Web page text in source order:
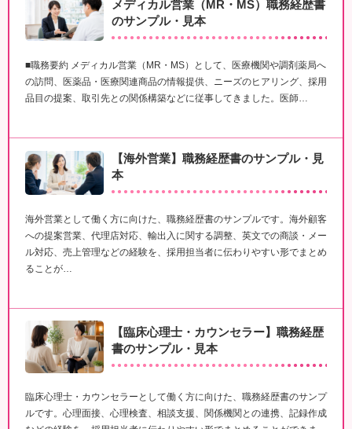
メディカル営業（MR・MS）職務経歴書
のサンプル・見本
■職務要約 メディカル営業（MR・MS）として、医療機関や調剤薬局へ
の訪問、医薬品・医療関連商品の情報提供、ニーズのヒアリング、採用
品目の提案、取引先との関係構築などに従事してきました。医師…
【海外営業】職務経歴書のサンプル・見
本
海外営業として働く方に向けた、職務経歴書のサンプルです。海外顧客
への提案営業、代理店対応、輸出入に関する調整、英文での商談・メー
ル対応、売上管理などの経験を、採用担当者に伝わりやすい形でまとめ
ることが…
【臨床心理士・カウンセラー】職務経歴
書のサンプル・見本
臨床心理士・カウンセラーとして働く方に向けた、職務経歴書のサンプ
ルです。心理面接、心理検査、相談支援、関係機関との連携、記録作成